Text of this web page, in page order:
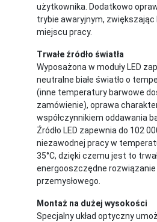
użytkownika. Dodatkowo
trybie awaryjnym,
miejscu pracy.
Trwałe źródło światła
Wyposażona w moduły LED
neutralne białe światło o
(inne temperatury barwowe
zamówienie), oprawa
współczynnikiem oddawania
Źródło LED zapewnia do 102
niezawodnej pracy w
35°C, dzięki czemu jest to
energooszczędne
przemysłowego.
Montaż na dużej wysokości
Specjalny układ optyczny